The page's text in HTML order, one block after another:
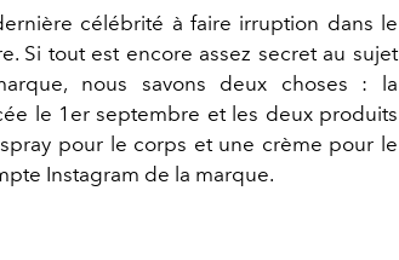
célébrité à faire irruption dans le
Si tout est encore assez secret au sujet
nous savons deux choses : la
le 1er septembre et les deux produits
pour le corps et une crème pour le
Instagram de la marque.